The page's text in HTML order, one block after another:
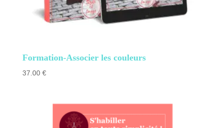
Formation-Associer les couleurs
37.00 €